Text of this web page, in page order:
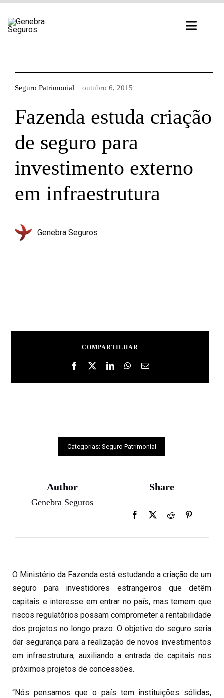
para
Seguro Patrimonial outubro 6, 2015
Fazenda estuda criação
de seguro para
investimento externo
em infraestrutura
Genebra Seguros
COMPARTILHAR
Categorias: Seguro Patrimonial
Author
Genebra Seguros
Share
O Ministério da Fazenda está estudando a criação de um
seguro para investidores estrangeiros que detêm
capitais e interesse em entrar no país, mas temem que
riscos regulatórios possam comprometer a rentabilidade
dos projetos no longo prazo. O objetivo do seguro seria
dar segurança para a realização de novos investimentos
em infraestrutura, auxiliando a entrada de capitais nos
próximos projetos de concessões.
“Nós pensamos que o país tem instituições sólidas,